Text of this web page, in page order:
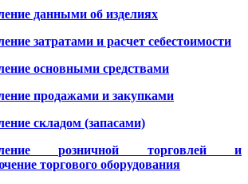
данными об изделиях
затратами и расчет себестоимости
основными средствами
продажами и закупками
складом (запасами)
розничной торговлей и
торгового оборудования